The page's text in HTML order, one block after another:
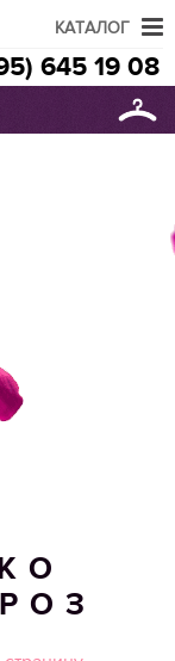
645 19 08
КАТАЛОГ